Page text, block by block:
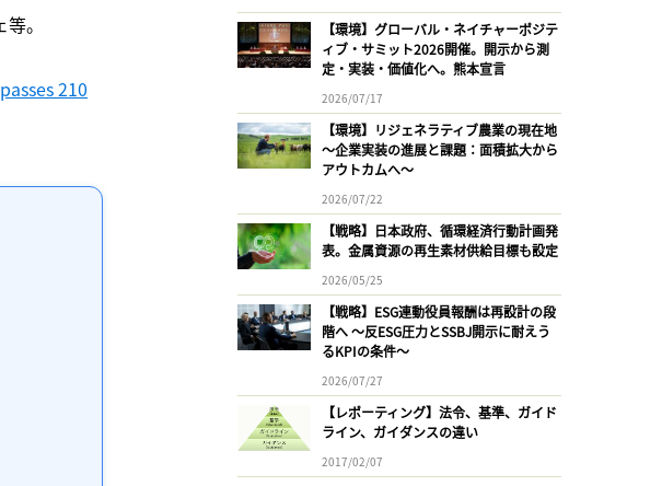
。
210
【環境】グローバル・ネイチャーポジテ
ィブ・サミット2026開催。開示から測
定・実装・価値化へ。熊本宣言
2026/07/17
【環境】リジェネラティブ農業の現在地
〜企業実装の進展と課題：面積拡大から
アウトカムへ〜
2026/07/22
【戦略】日本政府、循環経済行動計画発
表。金属資源の再生素材供給目標も設定
2026/05/25
【戦略】ESG連動役員報酬は再設計の段
階へ 〜反ESG圧力とSSBJ開示に耐えう
るKPIの条件〜
2026/07/27
【レポーティング】法令、基準、ガイド
ライン、ガイダンスの違い
2017/02/07